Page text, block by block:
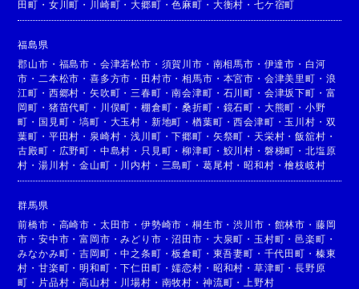
田町 ・ 女川町 ・ 川崎町 ・大郷町 ・色麻町 ・ 大衡村 ・ 七ケ宿町
福島県
郡山市 ・ 福島市 ・ 会津若松市 ・ 須賀川市 ・ 南相馬市 ・ 伊達市 ・ 白河
市 ・ 二本松市 ・喜多方市 ・ 田村市 ・相馬市 ・ 本宮市 ・ 会津美里町 ・ 浪
江町 ・ 西郷村 ・矢吹町 ・ 三春町 ・南会津町 ・ 石川町 ・ 会津坂下町 ・ 富
岡町 ・ 猪苗代町 ・ 川俣町 ・棚倉町 ・桑折町 ・ 鏡石町 ・ 大熊町 ・ 小野
町 ・ 国見町 ・塙町 ・ 大玉村 ・ 新地町 ・楢葉町 ・西会津町 ・ 玉川村 ・ 双
葉町 ・ 平田村 ・ 泉崎村 ・浅川町 ・下郷町 ・ 矢祭町 ・ 天栄村 ・飯舘村 ・
古殿町 ・ 広野町 ・ 中島村 ・ 只見町 ・柳津町 ・ 鮫川村 ・ 磐梯町 ・ 北塩原
村 ・湯川村 ・金山町 ・ 川内村 ・ 三島町 ・ 葛尾村 ・昭和村 ・檜枝岐村
群馬県
前橋市 ・ 高崎市 ・ 太田市 ・伊勢崎市 ・桐生市 ・渋川市 ・ 館林市 ・ 藤岡
市 ・安中市 ・富岡市 ・みどり市 ・沼田市 ・ 大泉町 ・ 玉村町 ・邑楽町 ・
みなかみ町 ・吉岡町 ・中之条町 ・板倉町 ・ 東吾妻町 ・ 千代田町 ・ 榛東
村 ・甘楽町 ・明和町 ・下仁田町 ・嬬恋村 ・ 昭和村 ・ 草津町 ・長野原
町 ・ 片品村 ・高山村 ・ 川場村 ・ 南牧村 ・ 神流町 ・ 上野村